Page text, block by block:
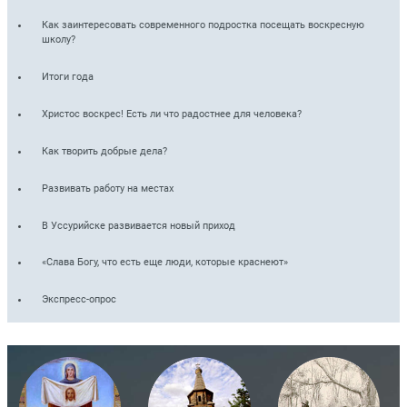
Как заинтересовать современного подростка посещать воскресную
школу?
Итоги года
Христос воскрес! Есть ли что радостнее для человека?
Как творить добрые дела?
Развивать работу на местах
В Уссурийске развивается новый приход
«Слава Богу, что есть еще люди, которые краснеют»
Экспресс-опрос